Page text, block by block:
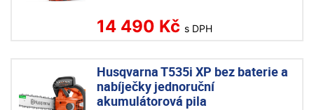
14 490 Kč s DPH
Husqvarna T535i XP bez baterie a
nabíječky jednoruční
akumulátorová pila